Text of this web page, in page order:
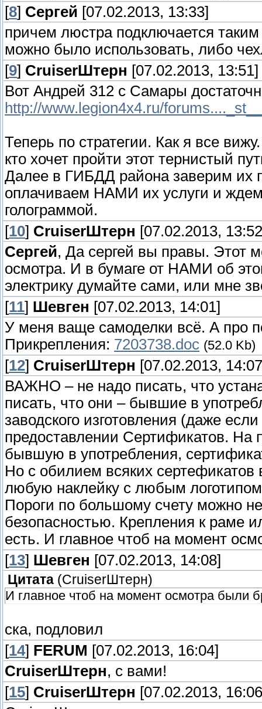
[8] Сергей [07.02.2013, 13:33]
причем люстра подключается
можно было использовать, либо
[9] СruiserШтерн [07.02.2013, 13:51]
Вот Андрей 312 с Самары
http://www.legion4x4.ru/
Теперь по стратегии. Как я все
кто хочет пройти этот тернистый
Далее в ГИБДД района заверим их
оплачиваем НАМИ их услуги и
голограммой.
[10] СruiserШтерн [07.02.2013,
Сергей, Да сергей вы правы. Этот
осмотра. И в бумаге от НАМИ об
электрику думайте сами, или мне
[11] Шевген [07.02.2013, 14:01]
У меня ваще самоделки всё. А про
Прикрепления: 7203738.doc (52.0 Kb)
[12] СruiserШтерн [07.02.2013,
ВАЖНО – не надо писать, что
писать, что они – бывшие в
заводского изготовления (даже
предоставлении Сертификатов. На
бывшую в употребления,
Но с обилием всяких
любую наклейку с любым
Пороги по большому счету можно
безопасностью. Крепления к раме
есть. И главное чтоб на момент
[13] Шевген [07.02.2013, 14:08]
Цитата (СruiserШтерн)
И главное чтоб на момент осмотра были
ска, подловил
[14] FERUM [07.02.2013, 16:04]
СruiserШтерн, с вами!
[15] СruiserШтерн [07.02.2013,